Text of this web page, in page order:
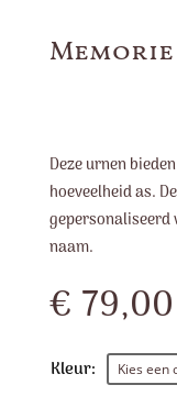
Deze urnen
hoeveelheid as.
gepersonaliseerd
naam.
€ 79,00
Kleur: